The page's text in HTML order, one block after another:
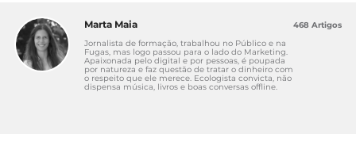
Marta Maia
Jornalista de formação, trabalhou no Público e na
Fugas, mas logo passou para o lado do Marketing.
Apaixonada pelo digital e por pessoas, é poupada
por natureza e faz questão de tratar o dinheiro com
o respeito que ele merece. Ecologista convicta, não
dispensa música, livros e boas conversas offline.
468 Artigos